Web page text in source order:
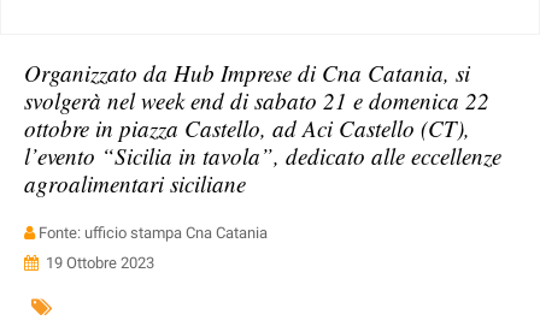
Organizzato da Hub Imprese di Cna Catania, si
svolgerà nel week end di sabato 21 e domenica 22
ottobre in piazza Castello, ad Aci Castello (CT),
l’evento “Sicilia in tavola”, dedicato alle eccellenze
agroalimentari siciliane
Fonte: ufficio stampa Cna Catania
19 Ottobre 2023